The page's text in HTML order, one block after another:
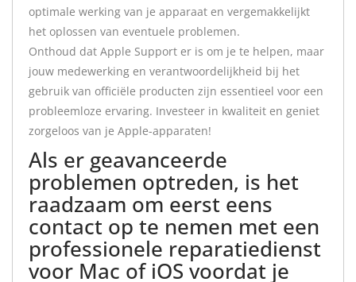
optimale werking van je apparaat en vergemakkelijkt
het oplossen van eventuele problemen.
Onthoud dat Apple Support er is om je te helpen, maar
jouw medewerking en verantwoordelijkheid bij het
gebruik van officiële producten zijn essentieel voor een
probleemloze ervaring. Investeer in kwaliteit en geniet
zorgeloos van je Apple-apparaten!
Als er geavanceerde
problemen optreden, is het
raadzaam om eerst eens
contact op te nemen met een
professionele reparatiedienst
voor Mac of iOS voordat je